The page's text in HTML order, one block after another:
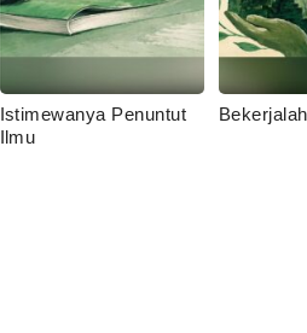
Istimewanya Penuntut
Ilmu
Bekerjalah